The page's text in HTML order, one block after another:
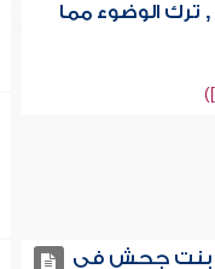
الوضوء مما
بنت جحش في